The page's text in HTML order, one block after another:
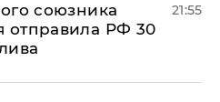
союзника
РФ 30
21:55